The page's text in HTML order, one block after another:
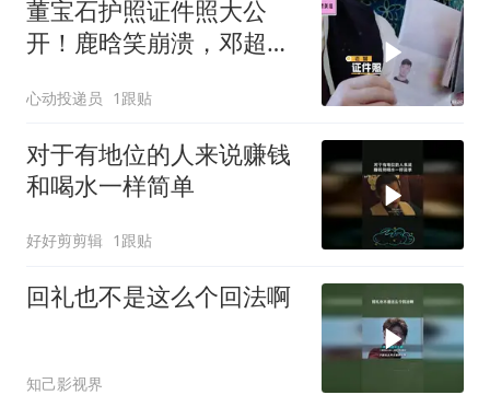
董宝石护照证件照大公
开！鹿晗笑崩溃，邓超：
心动投递员 1跟贴
对于有地位的人来说赚钱
和喝水一样简单
好好剪剪辑 1跟贴
回礼也不是这么个回法啊
知己影视界